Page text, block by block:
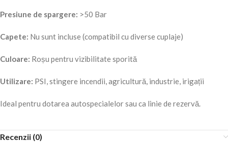
Presiune de spargere: >50 Bar
Capete: Nu sunt incluse (compatibil cu diverse cuplaje)
Culoare: Roșu pentru vizibilitate sporită
Utilizare: PSI, stingere incendii, agricultură, industrie, irigații
Ideal pentru dotarea autospecialelor sau ca linie de rezervă.
Recenzii (0)